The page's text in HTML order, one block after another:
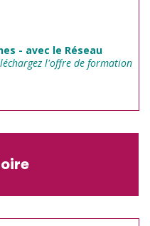
- avec le Réseau
l'offre de formation